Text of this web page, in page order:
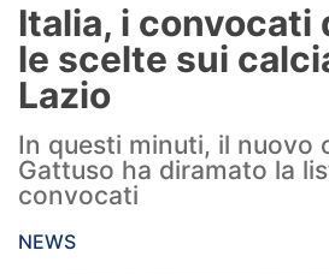
Formello
Infortuni
Primavera
Calciomercato
Lazio Women
Italia, i convocati
le scelte sui
Lazio
In questi minuti, il nuovo
Gattuso ha diramato la
convocati
NEWS